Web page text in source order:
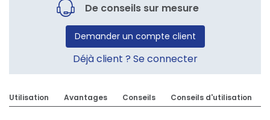
De conseils sur mesure
Demander un compte client
Déjà client ? Se connecter
Utilisation Avantages Conseils Conseils d'utilisation